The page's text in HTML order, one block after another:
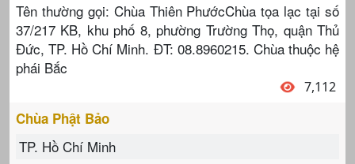
Tên thường gọi: Chùa Thiên PhướcChùa tọa lạc tại số
37/217 KB, khu phố 8, phường Trường Thọ, quận Thủ
Đức, TP. Hồ Chí Minh. ĐT: 08.8960215. Chùa thuộc hệ
phái Bắc
7,112
Chùa Phật Bảo
TP. Hồ Chí Minh